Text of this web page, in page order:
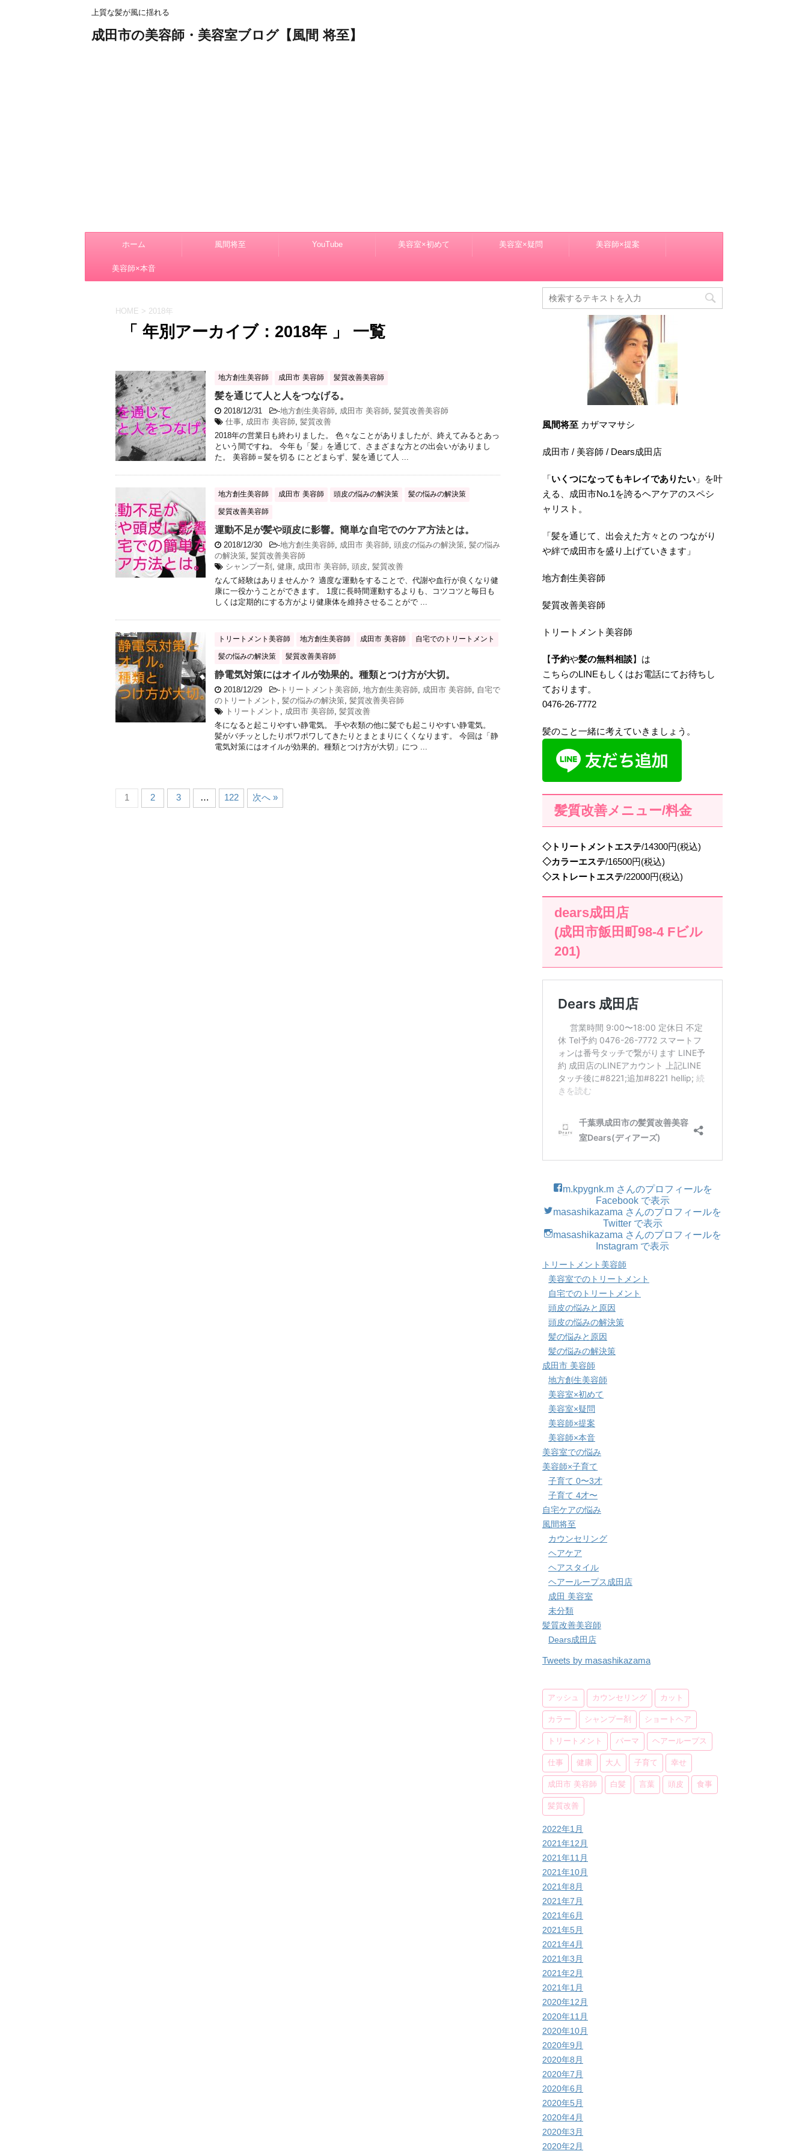
上質な髪が風に揺れる
成田市の美容師・美容室ブログ【風間 将至】
ホーム 風間将至 YouTube 美容室×初めて 美容室×疑問 美容師×提案
美容師×本音
HOME > 2018年
「 年別アーカイブ：2018年 」 一覧
地方創生美容師 成田市 美容師 髪質改善美容師
髪を通じて人と人をつなげる。
2018/12/31 -地方創生美容師, 成田市 美容師, 髪質改善美容師
仕事, 成田市 美容師, 髪質改善
2018年の営業日も終わりました。 色々なことがありましたが、終えてみるとあっ
という間ですね。 今年も「髪」を通じて、さまざまな方との出会いがありまし
た。 美容師＝髪を切る にとどまらず、髪を通じて人 ...
地方創生美容師 成田市 美容師 頭皮の悩みの解決策 髪の悩みの解決策
髪質改善美容師
運動不足が髪や頭皮に影響。簡単な自宅でのケア方法とは。
2018/12/30 -地方創生美容師, 成田市 美容師, 頭皮の悩みの解決策, 髪の悩み
の解決策, 髪質改善美容師
シャンプー剤 , 健康, 成田市 美容師, 頭皮, 髪質改善
なんて経験はありませんか？ 適度な運動をすることで、代謝や血行が良くなり健
康に一役かうことができます。 1度に長時間運動するよりも、コツコツと毎日も
しくは定期的にする方がより健康体を維持させることがで ...
トリートメント美容師 地方創生美容師 成田市 美容師 自宅でのトリートメント
髪の悩みの解決策 髪質改善美容師
静電気対策にはオイルが効果的。種類とつけ方が大切。
2018/12/29 - トリートメント美容師, 地方創生美容師, 成田市 美容師, 自宅で
のトリートメント , 髪の悩みの解決策, 髪質改善美容師
トリートメント , 成田市 美容師, 髪質改善
冬になると起こりやすい静電気。 手や衣類の他に髪でも起こりやすい静電気。
髪がバチッとしたりポワポワしてきたりとまとまりにくくなります。 今回は「静
電気対策にはオイルが効果的。種類とつけ方が大切」につ ...
1 2 3 … 122 次へ »
風間将至 カザママサシ
成田市 / 美容師 / Dears成田店
「いくつになってもキレイでありたい 」を叶
える、成田市No.1を誇るヘアケアのスペシ
ャリスト。
「髪を通じて、出会えた方々との つながり
や絆で成田市を盛り上げていきます」
地方創生美容師
髪質改善美容師
トリートメント美容師
【予約や髪の無料相談】は
こちらのLINEもしくはお電話にてお待ちし
ております。
0476-26-7772
髪のこと一緒に考えていきましょう。
髪質改善メニュー/料金
◇トリートメントエステ/14300円(税込)
◇カラーエステ/16500円(税込)
◇ストレートエステ/22000円(税込)
dears成田店
(成田市飯田町98-4 Fビル
201)
m.kpygnk.m さんのプロフィールを
Facebook で表示
masashikazama さんのプロフィールを
Twitter で表示
masashikazama さんのプロフィールを
Instagram で表示
トリートメント美容師
美容室でのトリートメント
自宅でのトリートメント
頭皮の悩みと原因
頭皮の悩みの解決策
髪の悩みと原因
髪の悩みの解決策
成田市 美容師
地方創生美容師
美容室×初めて
美容室×疑問
美容師×提案
美容師×本音
美容室での悩み
美容師×子育て
子育て 0〜3才
子育て 4才〜
自宅ケアの悩み
風間将至
カウンセリング
ヘアケア
ヘアスタイル
ヘアーループス成田店
成田 美容室
未分類
髪質改善美容師
Dears成田店
Tweets by masashikazama
アッシュ カウンセリング カット
カラー シャンプー剤 ショートヘア
トリートメント パーマ ヘアーループス
仕事 健康 大人 子育て 幸せ
成田市 美容師 白髪 言葉 頭皮 食事
髪質改善
2022年1月
2021年12月
2021年11月
2021年10月
2021年8月
2021年7月
2021年6月
2021年5月
2021年4月
2021年3月
2021年2月
2021年1月
2020年12月
2020年11月
2020年10月
2020年9月
2020年8月
2020年7月
2020年6月
2020年5月
2020年4月
2020年3月
2020年2月